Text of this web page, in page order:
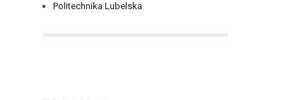
Politechnika Lubelska